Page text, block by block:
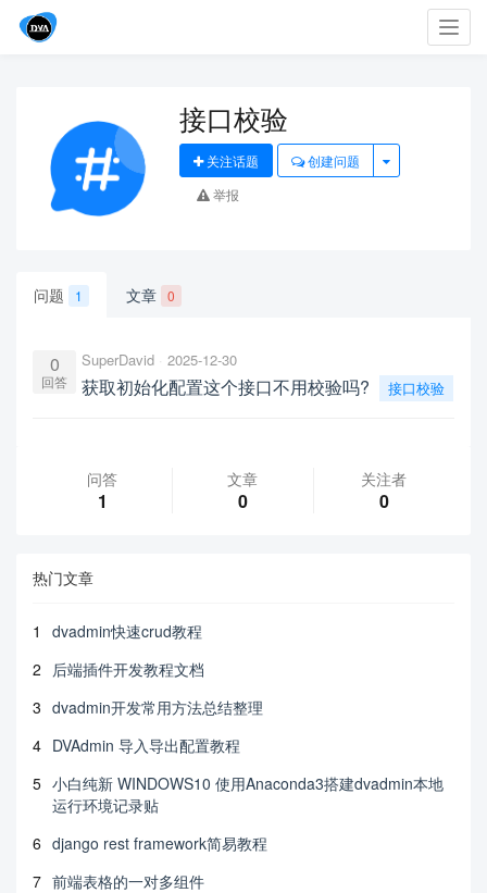
接口校验
关注话题
创建问题
举报
问题 1 文章 0
0
回答
SuperDavid 2025-12-30
获取初始化配置这个接口不用校验吗? 接口校验
问答
1
文章
0
关注者
0
热门文章
1
dvadmin快速crud教程
2 后端插件开发教程文档
3 dvadmin开发常用方法总结整理
4 DVAdmin 导入导出配置教程
5 小白纯新 WINDOWS10 使用Anaconda3搭建dvadmin本地
运行环境记录贴
6 django rest framework简易教程
7 前端表格的一对多组件